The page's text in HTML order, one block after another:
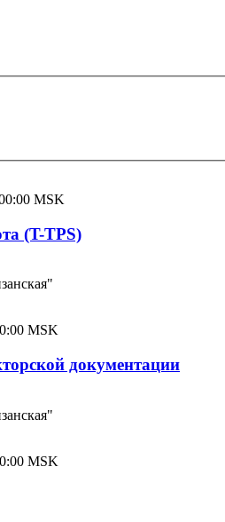
MSK
(T-TPS)
MSK
документации
MSK